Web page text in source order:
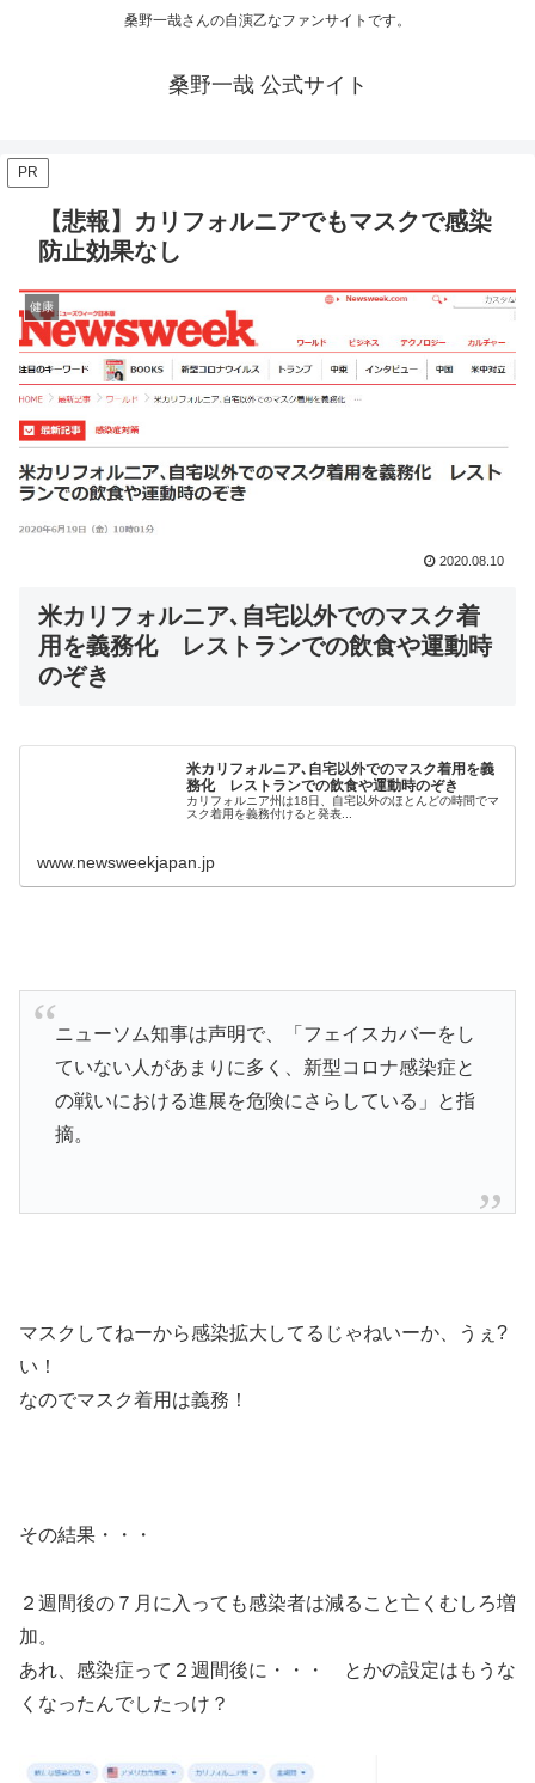
桑野一哉さんの自演乙なファンサイトです。
桑野一哉 公式サイト
PR
【悲報】カリフォルニアでもマスクで感染
防止効果なし
健康
2020.08.10
米カリフォルニア､自宅以外でのマスク着
用を義務化 レストランでの飲食や運動時
のぞき
米カリフォルニア､自宅以外でのマスク着用を義
務化 レストランでの飲食や運動時のぞき
カリフォルニア州は18日、自宅以外のほとんどの時間でマ
スク着用を義務付けると発表...
www.newsweekjapan.jp
ニューソム知事は声明で、「フェイスカバーをし
ていない人があまりに多く、新型コロナ感染症と
の戦いにおける進展を危険にさらしている」と指
摘。
マスクしてねーから感染拡大してるじゃねいーか、うぇ?
い！
なのでマスク着用は義務！
その結果・・・
２週間後の７月に入っても感染者は減ること亡くむしろ増
加。
あれ、感染症って２週間後に・・・ とかの設定はもうな
くなったんでしたっけ？